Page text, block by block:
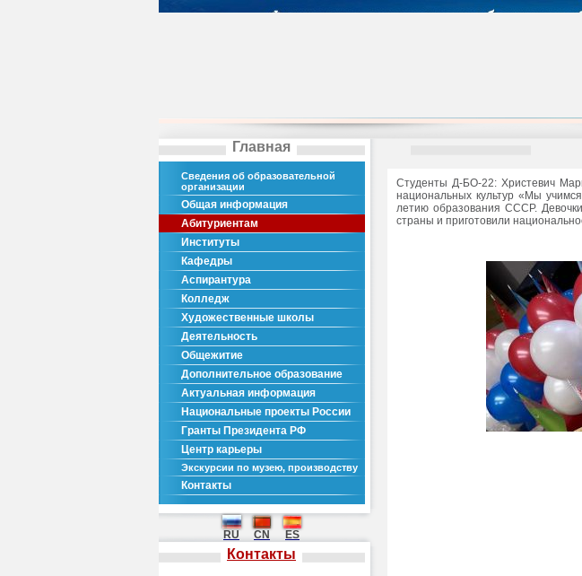
Главная
Сведения об образовательной
организации
Общая информация
Абитуриентам
Институты
Кафедры
Аспирантура
Колледж
Художественные школы
Деятельность
Общежитие
Дополнительное образование
Актуальная информация
Национальные проекты России
Гранты Президента РФ
Центр карьеры
Экскурсии по музею, производству
Контакты
RU CN ES
Контакты
Студенты Д-БО-22: Христевич
национальных культур «Мы
летию образования СССР.
страны и приготовили